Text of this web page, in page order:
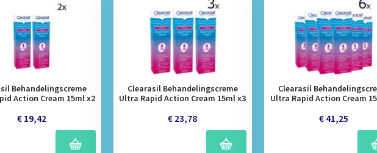
Behandelingscreme
Action Cream 15ml x2
€ 19,42
Clearasil Behandelingscreme
Ultra Rapid Action Cream 15ml x3
€ 23,78
Clearasil
Ultra Rapid Action Cream
€ 41,25